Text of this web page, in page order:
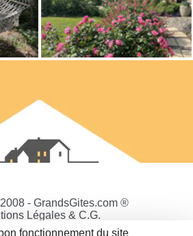
- GrandsGites.com ®
Légales & C.G.
de Confidentialité
fonctionnement du site